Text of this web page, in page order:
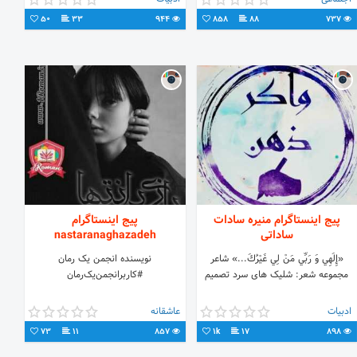
737
88
858
944
33
50
پیج اینستاگرام منیره سادات
ساداتی
«إِلَهِي وَ رَبِّي مَنْ لِي غَيْرُكَ...» شاعر
مجموعه شعر: شلیک های سرد تصمیم
ادبیات
898
17
1k
پیج اینستاگرام
nastaranaghazadeh
نویسنده انجمن یک رمان
#کاربر‌انجمن‌یک‌رمان
عاشقانه
857
11
73